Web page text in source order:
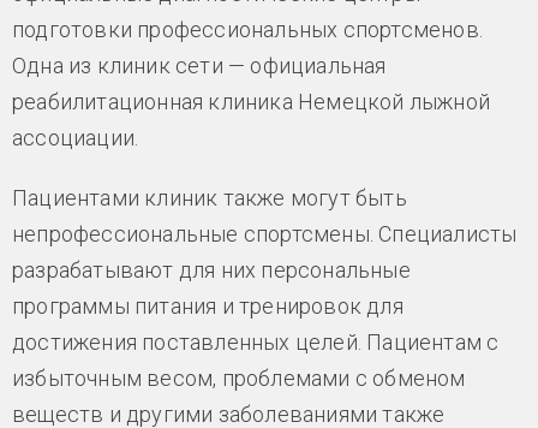
подготовки профессиональных спортсменов.
Одна из клиник сети — официальная
реабилитационная клиника Немецкой лыжной
ассоциации.
Пациентами клиник также могут быть
непрофессиональные спортсмены. Специалисты
разрабатывают для них персональные
программы питания и тренировок для
достижения поставленных целей. Пациентам с
избыточным весом, проблемами с обменом
веществ и другими заболеваниями также